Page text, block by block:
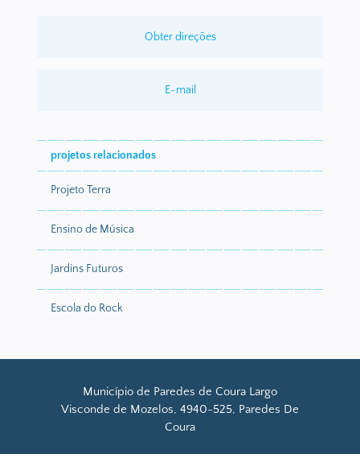
Obter direções
E-mail
projetos relacionados
Projeto Terra
Ensino de Música
Jardins Futuros
Escola do Rock
Município de Paredes de Coura Largo
Visconde de Mozelos, 4940-525, Paredes De
Coura